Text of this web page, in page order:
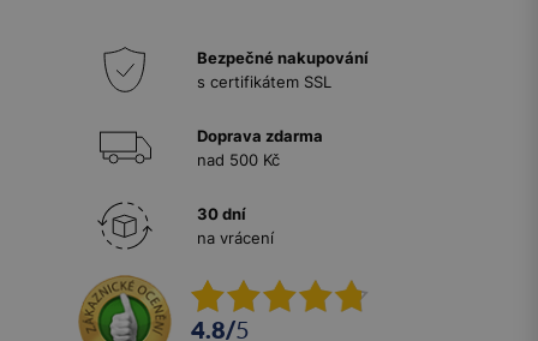
Bezpečné nakupování
s certifikátem SSL
Doprava zdarma
nad 500 Kč
30 dní
na vrácení
4.8/5